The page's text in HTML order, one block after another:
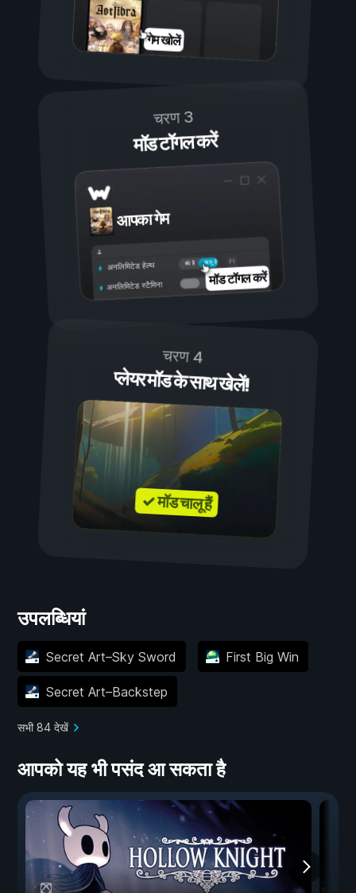
गेम खोलें
चरण 3
मॉड टॉगल करें
आपका गेम
चालू है
बंद है
अनलिमिटेड हेल्थ
अनलिमिटेड स्टैमिना मॉड टॉगल करें
चरण 4
प्लेयर मॉड के साथ खेलें!
✓ मॉड चालू हैं
उपलब्धियां
Secret Art–Sky Sword First Big Win
Secret Art–Backstep
सभी 84 देखें
आपको यह भी पसंद आ सकता है